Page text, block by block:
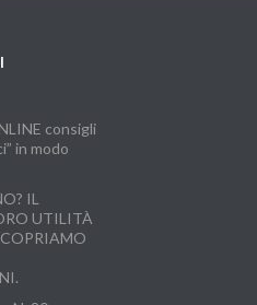
consigli
in modo
IL
UTILITÀ